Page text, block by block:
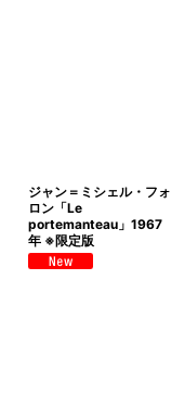
ジャン＝ミシェル・フォ
ロン「Le
portemanteau」1967
年 ※限定版